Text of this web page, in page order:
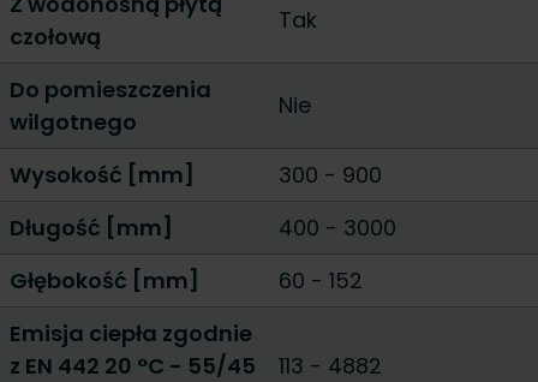
czołową
Tak
Do pomieszczenia
wilgotnego
Nie
Wysokość [mm] 300 - 900
Długość [mm]
400 - 3000
Głębokość [mm]
60 - 152
Emisja ciepła zgodnie
z EN 442 20 °C - 55/45
113 - 4882